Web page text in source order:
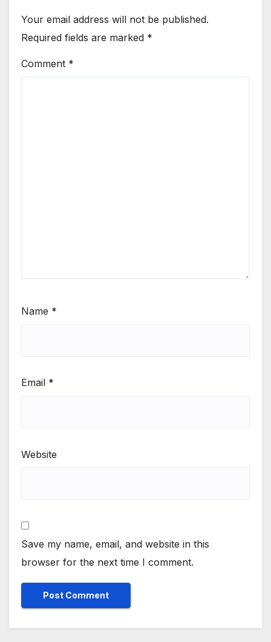
Your email address will not be published.
Required fields are marked *
Comment *
Name *
Email *
Website
Save my name, email, and website in this
browser for the next time I comment.